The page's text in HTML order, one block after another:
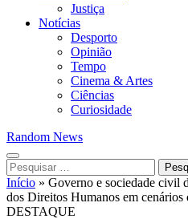
Justiça
Notícias
Desporto
Opinião
Tempo
Cinema & Artes
Ciências
Curiosidade
Random News
Pesquisar
por:
Início » Governo e sociedade civil
dos Direitos Humanos em
DESTAQUE